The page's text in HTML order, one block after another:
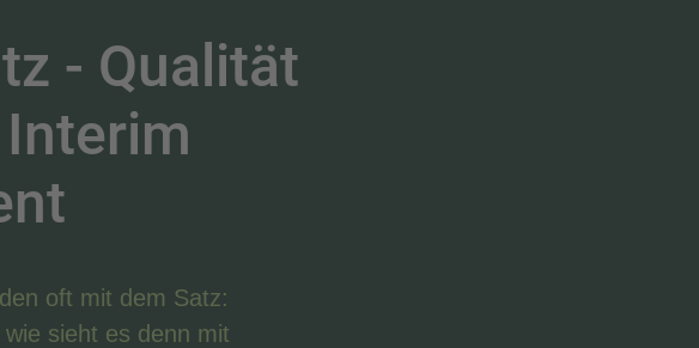
- Qualität
oft mit dem Satz:
sieht es denn mit